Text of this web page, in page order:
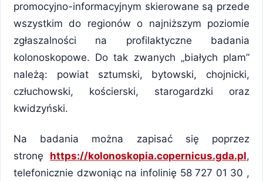
promocyjno-informacyjnym skierowane są przede
wszystkim do regionów o najniższym poziomie
zgłaszalności na profilaktyczne badania
kolonoskopowe. Do tak zwanych „białych plam”
należą: powiat sztumski, bytowski, chojnicki,
człuchowski, kościerski, starogardzki oraz
kwidzyński.
Na badania można zapisać się poprzez
stronę https://kolonoskopia.copernicus.gda.pl,
telefonicznie dzwoniąc na infolinię 58 727 01 30 ,